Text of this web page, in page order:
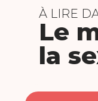
À LIRE
Le
la